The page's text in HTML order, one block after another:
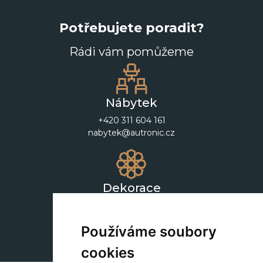
Používáme soubory
cookies
Potřebujete poradit?
Rádi vám pomůžeme
Nábytek
+420 311 604 161
nabytek@autronic.cz
Dekorace